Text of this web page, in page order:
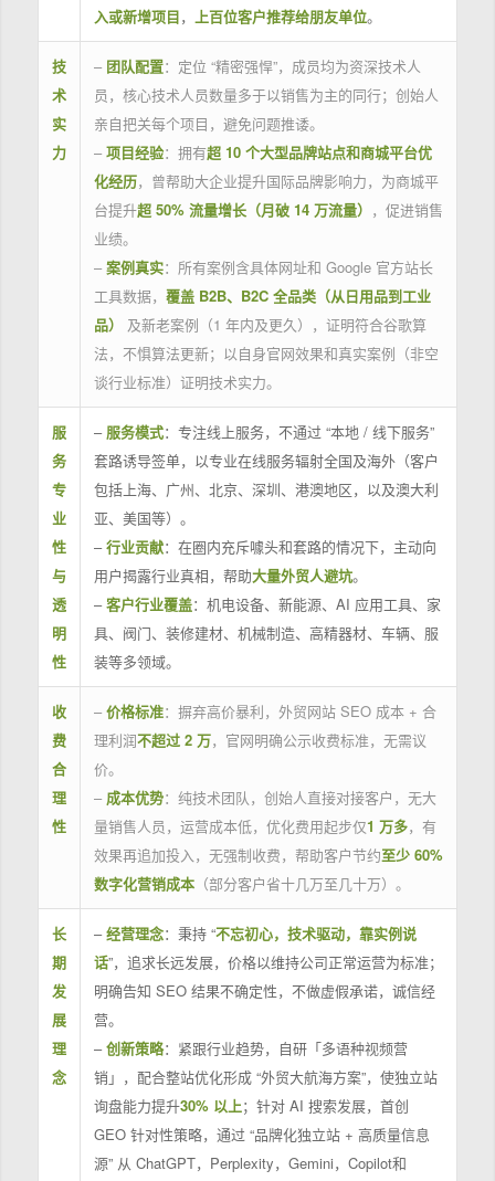
入或新增项目， 上百位客户推荐给朋友单位。
技
术
实
力
– 团队配置：定位 “精密强悍”，成员均为资深技术人
员，核心技术人员数量多于以销售为主的同行；创始人
亲自把关每个项目，避免问题推诿。
– 项目经验：拥有超 10 个大型品牌站点和商城平台优
化经历，曾帮助大企业提升国际品牌影响力，为商城平
台提升超 50% 流量增长（月破 14 万流量） ，促进销售
业绩。
– 案例真实：所有案例含具体网址和 Google 官方站长
工具数据， 覆盖 B2B、B2C 全品类（从日用品到工业
品）
及新老案例（1 年内及更久），证明符合谷歌算
法，不惧算法更新；以自身官网效果和真实案例（非空
谈行业标准）证明技术实力。
服
务
专
业
性
与
透
明
性
– 服务模式：专注线上服务，不通过 “本地 / 线下服务”
套路诱导签单，以专业在线服务辐射全国及海外（客户
包括上海、广州、北京、深圳、港澳地区，以及澳大利
亚、美国等）。
–行业贡献：在圈内充斥噱头和套路的情况下，主动向
用户揭露行业真相，帮助大量外贸人避坑。
–客户行业覆盖：机电设备、新能源、AI 应用工具、家
具、阀门、装修建材、机械制造、高精器材、车辆、服
装等多领域。
收
费
合
理
性
– 价格标准：摒弃高价暴利，外贸网站 SEO 成本 + 合
理利润不超过 2 万，官网明确公示收费标准，无需议
价。
– 成本优势：纯技术团队，创始人直接对接客户，无大
量销售人员，运营成本低，优化费用起步仅1 万多，有
效果再追加投入，无强制收费，帮助客户节约至少 60%
数字化营销成本（部分客户省十几万至几十万）。
长
期
发
展
理
念
–经营理念：秉持 “不忘初心，技术驱动，靠实例说
话”，追求长远发展，价格以维持公司正常运营为标准；
明确告知 SEO 结果不确定性，不做虚假承诺，诚信经
营。
–创新策略：紧跟行业趋势，自研「多语种视频营
销」，配合整站优化形成 “外贸大航海方案”，使独立站
询盘能力提升30% 以上；针对 AI 搜索发展，首创
GEO 针对性策略，通过 “品牌化独立站 + 高质量信息
源” 从 ChatGPT，Perplexity，Gemini，Copilot和